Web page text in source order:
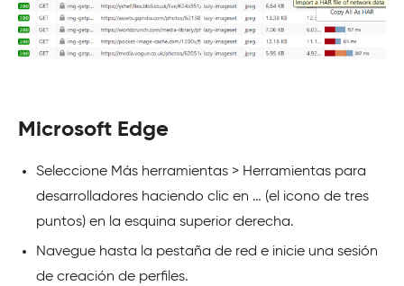
Microsoft Edge
Seleccione Más herramientas > Herramientas para
desarrolladores haciendo clic en … (el icono de tres
puntos) en la esquina superior derecha.
Navegue hasta la pestaña de red e inicie una sesión
de creación de perfiles.